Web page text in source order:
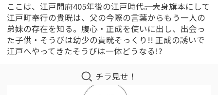
ここは、江戸開府405年後の江戸時代――。大身旗本にして
江戸町奉行の貴晄は、父の今際の言葉からもう一人の
弟妹の存在を知る。腹心・正成を使いに出し、出会っ
た子供・そうびは幼少の貴晄そっくり!! 正成の誘いで
江戸へやってきたそうびは一体どうなる!?
チラ見せ！